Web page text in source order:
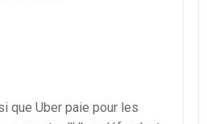
que Uber paie pour les